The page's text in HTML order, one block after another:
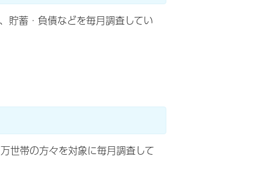
貯蓄・負債などを毎月調査してい
世帯の方々を対象に毎月調査して